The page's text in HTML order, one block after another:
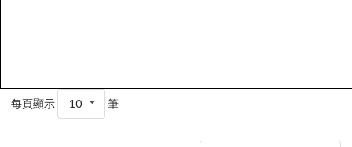
每頁顯示 10 筆